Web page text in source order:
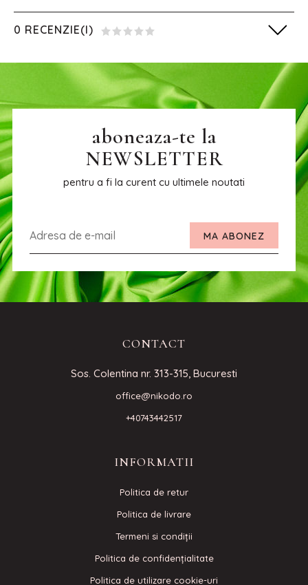
0 RECENZIE(I)
aboneaza-te la
NEWSLETTER
pentru a fi la curent cu ultimele noutati
MA ABONEZ
CONTACT
Sos. Colentina nr. 313-315, Bucuresti
office@nikodo.ro
+40743442517
INFORMATII
Politica de retur
Politica de livrare
Termeni si condiţii
Politica de confidenţialitate
Politica de utilizare cookie-uri